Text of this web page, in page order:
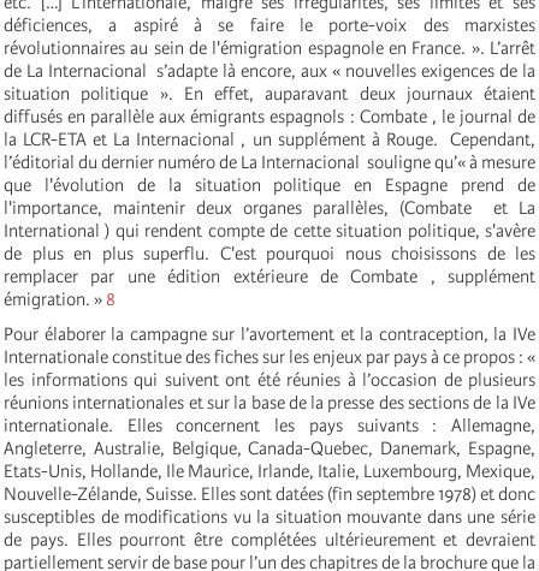
déficiences, a aspiré à se faire le porte-voix des marxistes
révolutionnaires au sein de l'émigration espagnole en France. ». L’arrêt
de La Internacional s’adapte là encore, aux « nouvelles exigences de la
situation politique ». En effet, auparavant deux journaux étaient
diffusés en parallèle aux émigrants espagnols : Combate , le journal de
la LCR-ETA et La Internacional , un supplément à Rouge. Cependant,
l’éditorial du dernier numéro de La Internacional souligne qu’« à mesure
que l'évolution de la situation politique en Espagne prend de
l'importance, maintenir deux organes parallèles, (Combate et La
International ) qui rendent compte de cette situation politique, s'avère
de plus en plus superflu. C'est pourquoi nous choisissons de les
remplacer par une édition extérieure de Combate , supplément
émigration. » 8
Pour élaborer la campagne sur l’avortement et la contraception, la IVe
Internationale constitue des fiches sur les enjeux par pays à ce propos : «
les informations qui suivent ont été réunies à l’occasion de plusieurs
réunions internationales et sur la base de la presse des sections de la IVe
internationale. Elles concernent les pays suivants : Allemagne,
Angleterre, Australie, Belgique, Canada-Quebec, Danemark, Espagne,
Etats-Unis, Hollande, Ile Maurice, Irlande, Italie, Luxembourg, Mexique,
Nouvelle-Zélande, Suisse. Elles sont datées (fin septembre 1978) et donc
susceptibles de modifications vu la situation mouvante dans une série
de pays. Elles pourront être complétées ultérieurement et devraient
partiellement servir de base pour l’un des chapitres de la brochure que la